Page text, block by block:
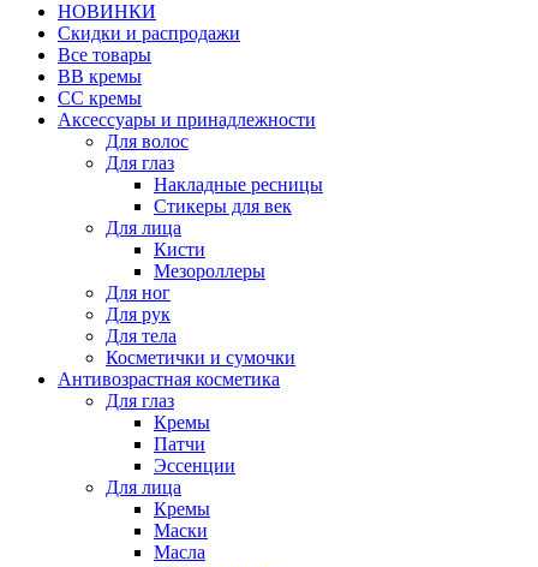
НОВИНКИ
Скидки и распродажи
Все товары
BB кремы
CC кремы
Аксессуары и принадлежности
Для волос
Для глаз
Накладные ресницы
Стикеры для век
Для лица
Кисти
Мезороллеры
Для ног
Для рук
Для тела
Косметички и сумочки
Антивозрастная косметика
Для глаз
Кремы
Патчи
Эссенции
Для лица
Кремы
Маски
Масла